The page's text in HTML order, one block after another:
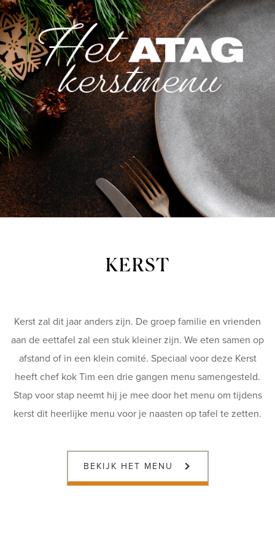
KERST
Kerst zal dit jaar anders zijn. De groep familie en vrienden
aan de eettafel zal een stuk kleiner zijn. We eten samen op
afstand of in een klein comité. Speciaal voor deze Kerst
heeft chef kok Tim een drie gangen menu samengesteld.
Stap voor stap neemt hij je mee door het menu om tijdens
kerst dit heerlijke menu voor je naasten op tafel te zetten.
BEKIJK HET MENU